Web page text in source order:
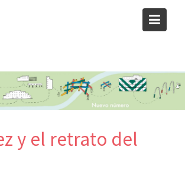
y el retrato del